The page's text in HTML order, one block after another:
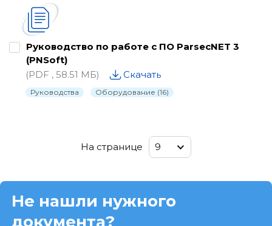
Руководство по работе с ПО ParsecNET 3
(PNSoft)
(PDF , 58.51 МБ)
Скачать
Руководства Оборудование (16)
На странице
9
Не нашли нужного
документа?